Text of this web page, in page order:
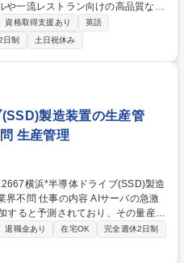
や一流レストラン向けの高品質な豆
商品づくりにも関わります。 【詳
引交渉、品質管理、価格交渉を担
達依頼に対応し、世界中のネット
します。PB商品開発にも関わり、
ます。メールや電話での海外との
。 募集職種 ＜横浜＞
内では数少ない海外直輸入
資格取得支援あり
英語
日制 土日祝休み
製造装置の生産管
生産管理
ーバの急激
すると予測されており、その量産を
リーに調達・製造するため当社で生
します。 ■装置要求部門
を集約して部品調達計画立案 ■各種
退職金あり 在宅OK
完全週休2日制